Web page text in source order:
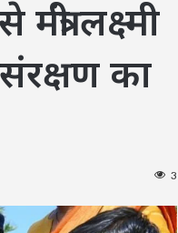
लक्ष्मी
का
3